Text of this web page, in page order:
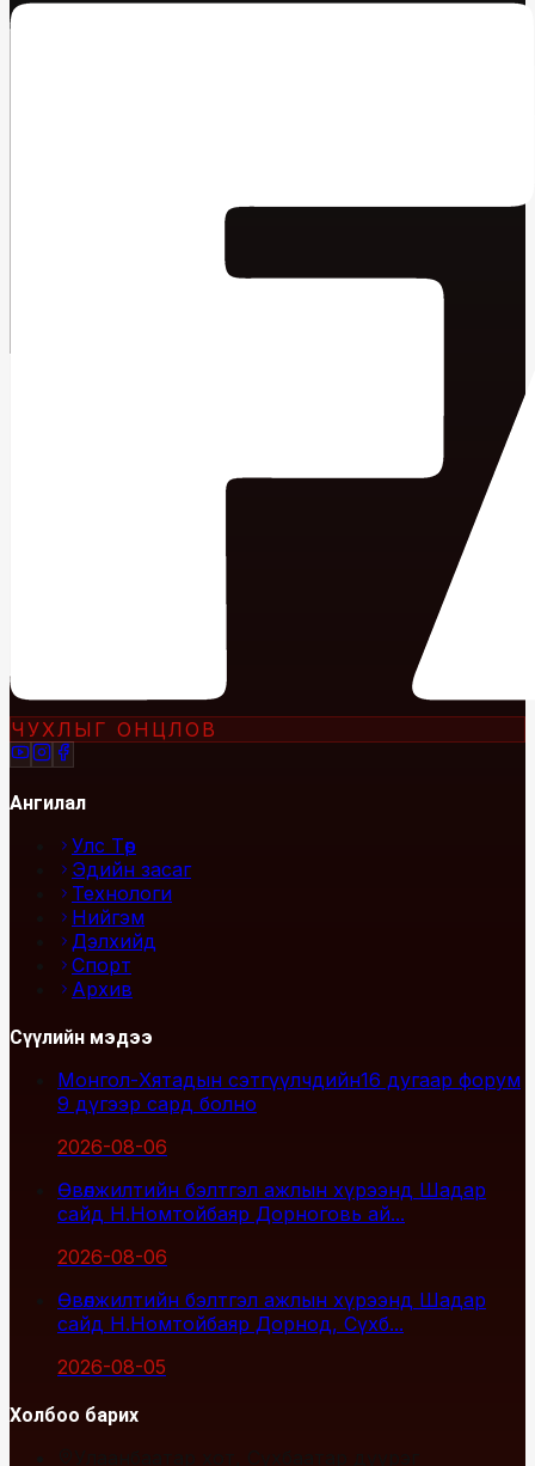
ЧУХЛЫГ ОНЦЛОВ
Ангилал
Улс Төр
Эдийн засаг
Технологи
Нийгэм
Дэлхийд
Спорт
Архив
Сүүлийн мэдээ
Монгол-Хятадын сэтгүүлчдийн16 дугаар форум
9 дүгээр сард болно
2026-08-06
Өвөлжилтийн бэлтгэл ажлын хүрээнд Шадар
сайд Н.Номтойбаяр Дорноговь ай...
2026-08-06
Өвөлжилтийн бэлтгэл ажлын хүрээнд Шадар
сайд Н.Номтойбаяр Дорнод, Сүхб...
2026-08-05
Холбоо барих